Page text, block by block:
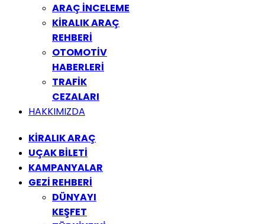
ARAÇ İNCELEME
KİRALIK ARAÇ
REHBERİ
OTOMOTİV
HABERLERİ
TRAFİK
CEZALARI
HAKKIMIZDA
KİRALIK ARAÇ
UÇAK BİLETİ
KAMPANYALAR
GEZİ REHBERİ
DÜNYAYI
KEŞFET